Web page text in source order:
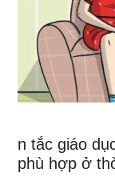
n tắc giáo
phù hợp ở